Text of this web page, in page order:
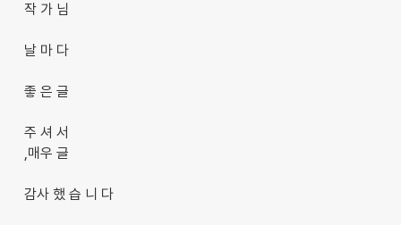
작 가 님
날 마 다
좋 은 글
주 셔 서
,매우 글
감사 했 습 니 다